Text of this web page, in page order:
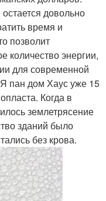
довольно
время и
позволит
количество энергии,
для современной
пан дом Хаус уже 15
Когда в
землетрясение
зданий было
без крова.